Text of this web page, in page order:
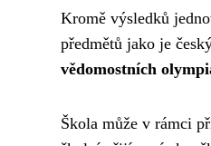
Kromě výsledků
předmětů jako je
vědomostních
Škola může v rámci